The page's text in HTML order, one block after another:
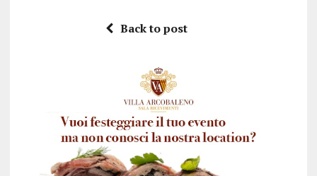
Back to post